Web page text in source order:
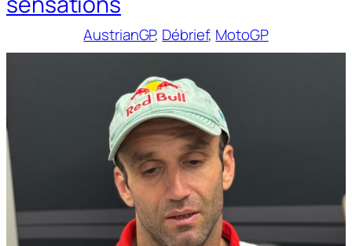
AustrianGP, Débrief, MotoGP